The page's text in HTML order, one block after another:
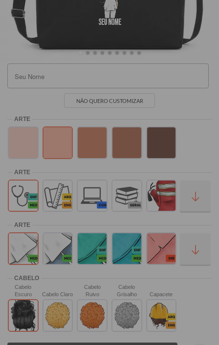
SEU NOME
R$239,90 R$239,90
Off White
R$239,90
NÃO QUERO CUSTOMIZAR
Cabelo
Escuro
Cabelo Claro
Cabelo
Ruivo
Cabelo
Grisalho
Capacete